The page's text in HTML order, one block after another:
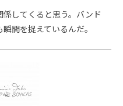
してくると思う。バンド
間を捉えているんだ。